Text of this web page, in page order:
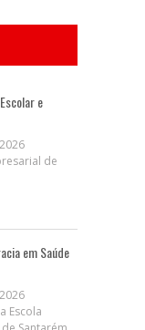
e
de
em Saúde
Escola